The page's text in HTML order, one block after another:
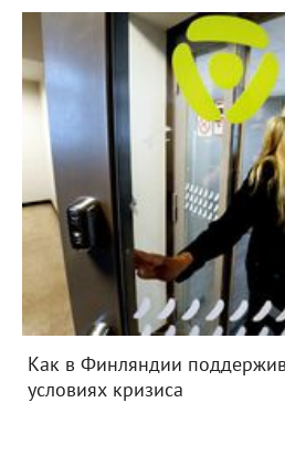
Как в Финляндии
условиях кризиса